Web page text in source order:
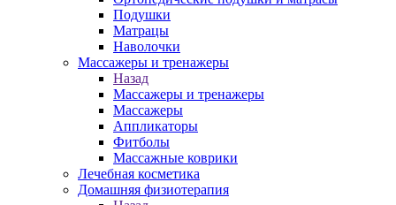
Подушки
Матрацы
Наволочки
Массажеры и тренажеры
Назад
Массажеры и тренажеры
Массажеры
Аппликаторы
Фитболы
Массажные коврики
Лечебная косметика
Домашняя физиотерапия